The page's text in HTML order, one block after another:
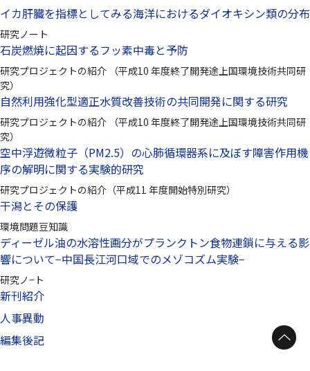
イカ肝臓を指標としてみる海洋におけるダイオキシン類の分布
研究ノート
石炭燃焼に起因するフッ素中毒と予防
研究プロジェクトの紹介 （平成10 年度終了開発途上国環境技術共同研
究）
自然利用強化型適正水質改善技術の共同開発に関する研究
研究プロジェクトの紹介 （平成10 年度終了開発途上国環境技術共同研
究）
空中浮遊微粒子（PM2.5）の心肺循環器系に及ぼす障害作用機
序の解明に関する実験的研究
研究プロジェクトの紹介（平成11 年度開始特別研究）
干潟とその保護
環境問題豆知識
ディーゼル油の水溶性画分がプランクトン食物連鎖に与える影
響について−中国長江河口域でのメゾコズム実験−
研究ノ−ト
新刊紹介
人事異動
編集後記